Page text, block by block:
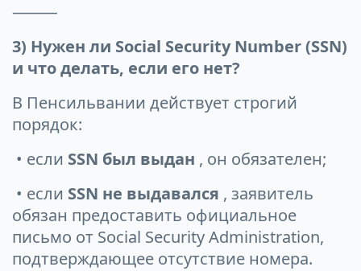
⸻
3) Нужен ли Social Security Number (SSN)
и что делать, если его нет?
В Пенсильвании действует строгий
порядок:
• если SSN был выдан , он обязателен;
• если SSN не выдавался , заявитель
обязан предоставить официальное
письмо от Social Security Administration,
подтверждающее отсутствие номера.